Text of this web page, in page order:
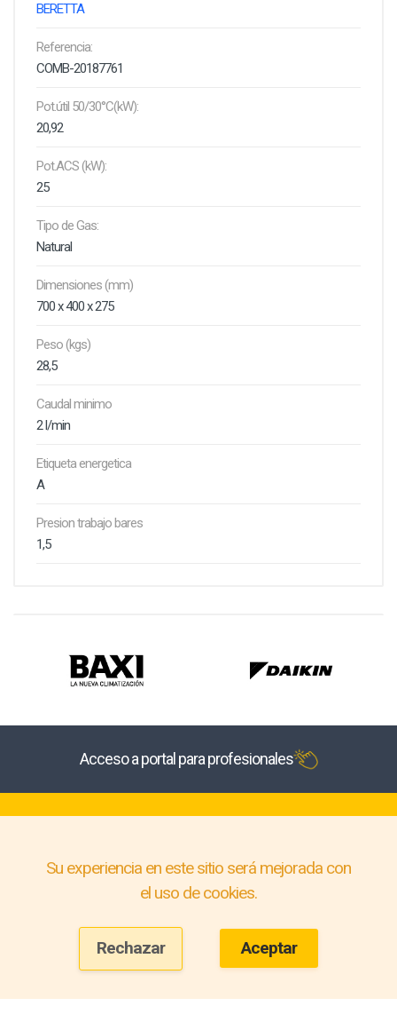
BERETTA
Referencia:
COMB-20187761
Pot.útil 50/30°C(kW):
20,92
Pot.ACS (kW):
25
Tipo de Gas:
Natural
Dimensiones (mm)
700 x 400 x 275
Peso (kgs)
28,5
Caudal minimo
2 l/min
Etiqueta energetica
A
Presion trabajo bares
1,5
Acceso a portal para profesionales
Su experiencia en este sitio será mejorada con
el uso de cookies.
Rechazar Aceptar